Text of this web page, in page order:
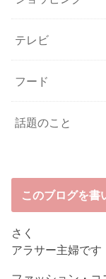
テレビ
フード
話題のこと
このブログを書
さく
アラサー主婦です